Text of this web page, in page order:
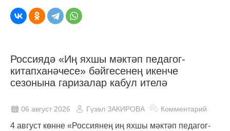
Россиядә «Иң яхшы мәктәп педагог-
китапханәчесе» бәйгесенең икенче
сезонына гаризалар кабул ителә
06 август 2026 Гүзәл ЗАКИРОВА Комментарий
4 август көнне «Россиянең иң яхшы мәктәп педагог-